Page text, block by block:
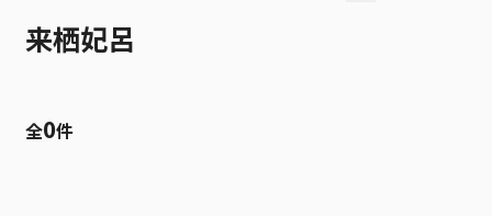
来栖妃呂
全0件